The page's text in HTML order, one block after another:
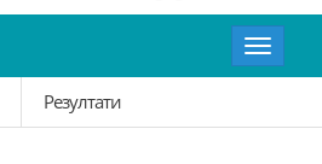
Toggle
Резултати